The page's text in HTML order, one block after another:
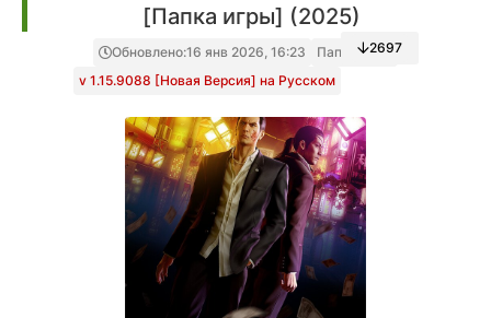
[Папка игры] (2025)
Обновлено:16 янв 2026, 16:23
Папка игры
v 1.15.9088 [Новая Версия] на Русском
2697